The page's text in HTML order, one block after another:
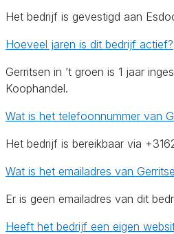
Het bedrijf is gevestigd aan
Hoeveel jaren is dit bedrijf actief?
Gerritsen in ’t groen is 1 jaar
Koophandel.
Wat is het telefoonnummer van
Het bedrijf is bereikbaar via
Wat is het emailadres van
Er is geen emailadres van dit
Heeft het bedrijf een eigen